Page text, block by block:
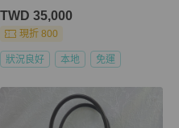
TWD 35,000
現折 800
狀況良好 本地 免運